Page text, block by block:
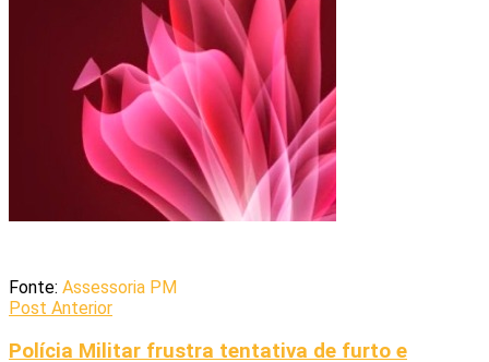
Fonte: Assessoria PM
Post Anterior
Polícia Militar frustra tentativa de furto e